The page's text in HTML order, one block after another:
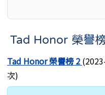
Tad Honor 榮譽
Tad Honor 榮譽榜 2
次)